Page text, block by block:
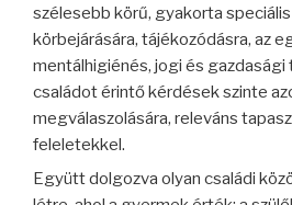
szélesebb körű, gyakorta
körbejárására, tájékozódásra, az
mentálhigiénés, jogi és gazdasági
családot érintő kérdések szinte
megválaszolására, releváns
feleletekkel.
Együtt dolgozva olyan családi